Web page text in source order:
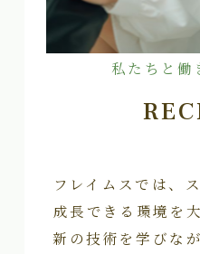
私たちと働
フレイムスでは、
成長できる環境を
新の技術を学びな